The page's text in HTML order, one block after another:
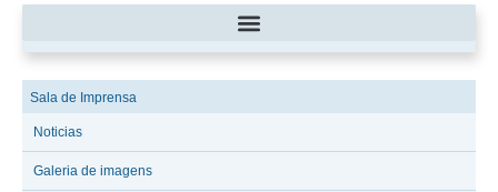
Sala de Imprensa
Noticias
Galeria de imagens